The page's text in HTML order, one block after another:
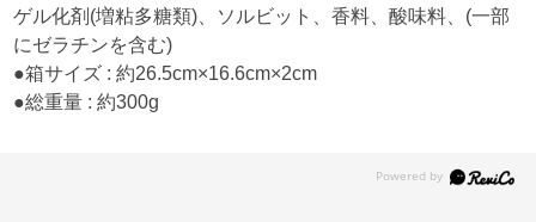
ゲル化剤(増粘多糖類)、ソルビット、香料、酸味料、(一部
にゼラチンを含む)
●箱サイズ : 約26.5cm×16.6cm×2cm
●総重量 : 約300g